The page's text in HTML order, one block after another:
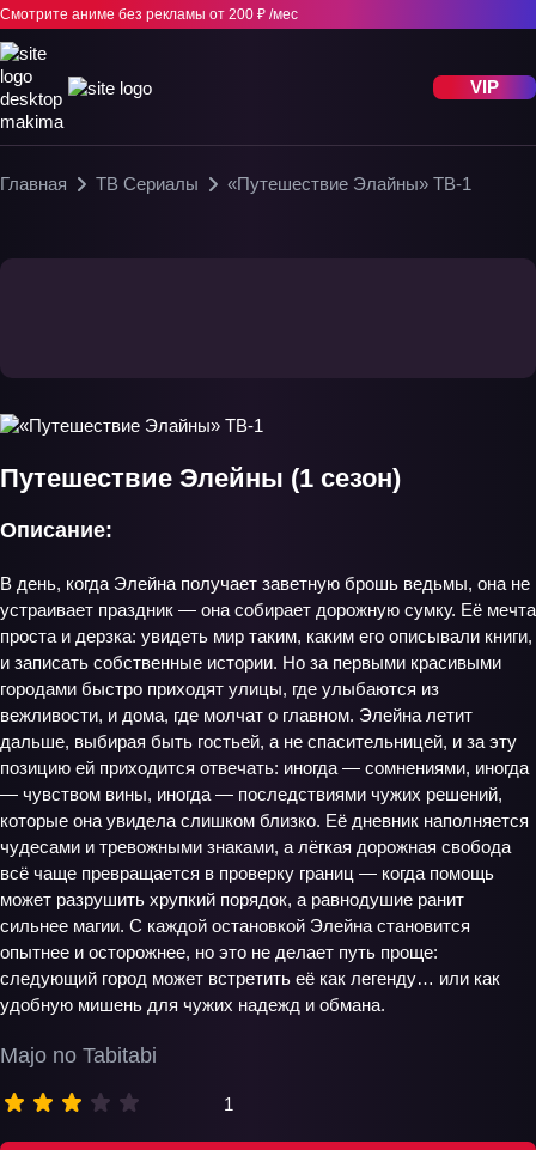
Смотрите аниме без рекламы от 200 ₽ /мес
VIP
Главная ТВ Сериалы «Путешествие Элайны» ТВ-1
Путешествие Элейны (1 сезон)
Majo no Tabitabi
1
Описание:
В день, когда Элейна получает заветную брошь ведьмы, она не
устраивает праздник — она собирает дорожную сумку. Её мечта
проста и дерзка: увидеть мир таким, каким его описывали книги,
и записать собственные истории. Но за первыми красивыми
городами быстро приходят улицы, где улыбаются из
вежливости, и дома, где молчат о главном. Элейна летит
дальше, выбирая быть гостьей, а не спасительницей, и за эту
позицию ей приходится отвечать: иногда — сомнениями, иногда
— чувством вины, иногда — последствиями чужих решений,
которые она увидела слишком близко. Её дневник наполняется
чудесами и тревожными знаками, а лёгкая дорожная свобода
всё чаще превращается в проверку границ — когда помощь
может разрушить хрупкий порядок, а равнодушие ранит
сильнее магии. С каждой остановкой Элейна становится
опытнее и осторожнее, но это не делает путь проще:
следующий город может встретить её как легенду… или как
удобную мишень для чужих надежд и обмана.